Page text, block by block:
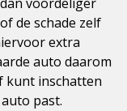
de schade zelf
extra
auto daarom
kunt inschatten
past.